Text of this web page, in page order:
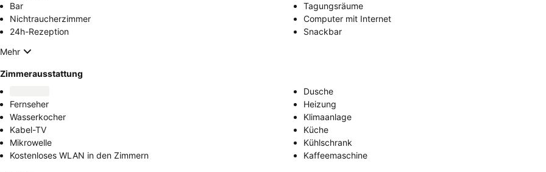
Bar
Tagungsräume
Nichtraucherzimmer
Computer mit Internet
24h-Rezeption
Snackbar
Mehr
Zimmerausstattung
Dusche
Fernseher
Heizung
Wasserkocher
Klimaanlage
Kabel-TV
Küche
Mikrowelle
Kühlschrank
Kostenloses WLAN in den Zimmern
Kaffeemaschine